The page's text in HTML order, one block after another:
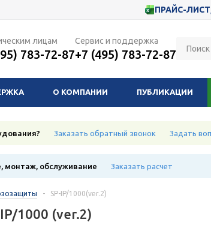
ПРАЙС-ЛИСТ
лицам
783-72-87
Сервис и поддержка
+7 (495) 783-72-87
О КОМПАНИИ ПУБЛИКАЦИИ
Заказать обратный звонок Задать
монтаж, обслуживание Заказать расчет
- SP-IP/1000(ver.2)
1000 (ver.2)